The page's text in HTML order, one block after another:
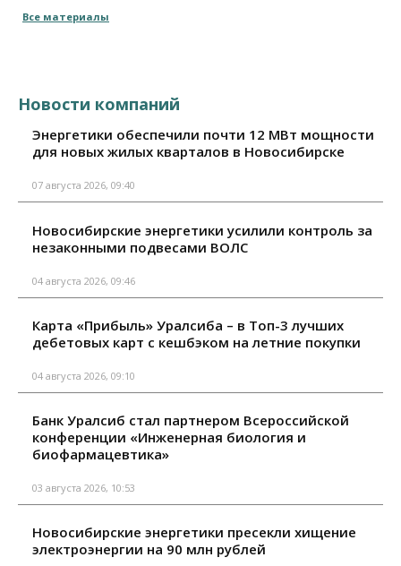
Все материалы
Новости компаний
Энергетики обеспечили почти 12 МВт мощности
для новых жилых кварталов в Новосибирске
07 августа 2026, 09:40
Новосибирские энергетики усилили контроль за
незаконными подвесами ВОЛС
04 августа 2026, 09:46
Карта «Прибыль» Уралсиба – в Топ-3 лучших
дебетовых карт с кешбэком на летние покупки
04 августа 2026, 09:10
Банк Уралсиб стал партнером Всероссийской
конференции «Инженерная биология и
биофармацевтика»
03 августа 2026, 10:53
Новосибирские энергетики пресекли хищение
электроэнергии на 90 млн рублей